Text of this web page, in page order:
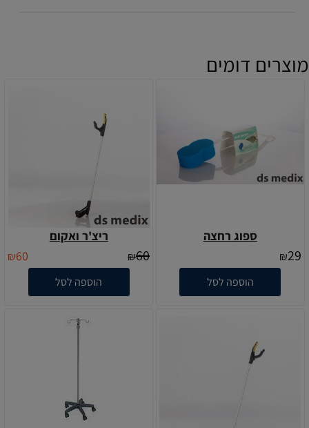
מוצרים דומים
ספוג רחצה
₪29
הוספה לסל
ריצ'ר ואקום
₪60
₪60
הוספה לסל